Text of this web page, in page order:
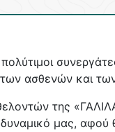
πολύτιμοι
των ασθενών και
της
μας,